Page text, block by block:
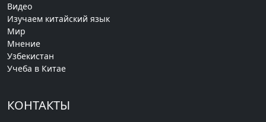
Видео
Изучаем китайский язык
Мир
Мнение
Узбекистан
Учеба в Китае
КОНТАКТЫ